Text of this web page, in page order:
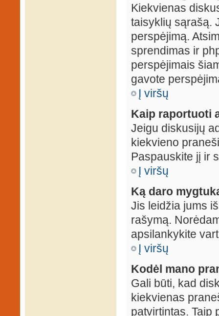
Kiekvienas
taisyklių sąrašą.
perspėjimą.
sprendimas ir
perspėjimais
gavote
Į viršų
Kaip raportuoti
Jeigu diskusijų
kiekvieno
Paspauskite jį ir
Į viršų
Ką daro
Jis leidžia jums
rašymą.
apsilankykite
Į viršų
Kodėl mano
Gali būti, kad
kiekvienas
patvirtintas. Taip